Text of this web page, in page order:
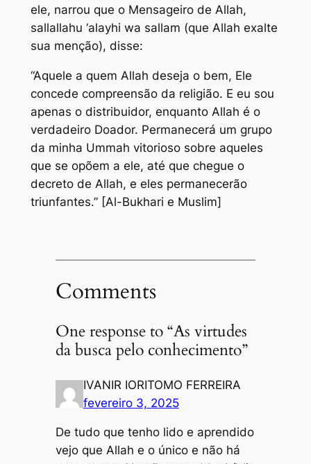
ele, narrou que o Mensageiro de Allah,
sallallahu ‘alayhi wa sallam (que Allah exalte
sua menção), disse:
“Aquele a quem Allah deseja o bem, Ele
concede compreensão da religião. E eu sou
apenas o distribuidor, enquanto Allah é o
verdadeiro Doador. Permanecerá um grupo
da minha Ummah vitorioso sobre aqueles
que se opõem a ele, até que chegue o
decreto de Allah, e eles permanecerão
triunfantes.” [Al-Bukhari e Muslim]
Comments
One response to “As virtudes
da busca pelo conhecimento”
IVANIR IORITOMO FERREIRA
fevereiro 3, 2025
De tudo que tenho lido e aprendido
vejo que Allah e o único e não há